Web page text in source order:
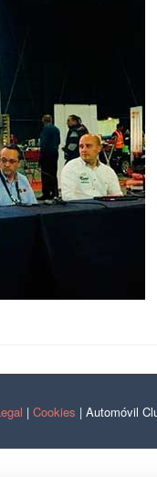
| Cookies | Automóvil